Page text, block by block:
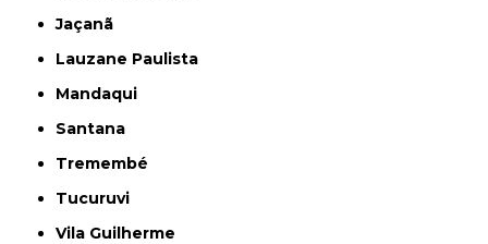
Jaçanã
Lauzane Paulista
Mandaqui
Santana
Tremembé
Tucuruvi
Vila Guilherme